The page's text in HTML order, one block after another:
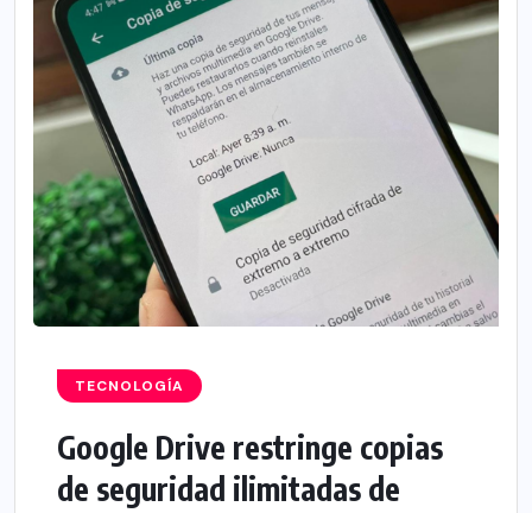
TECNOLOGÍA
Google Drive restringe copias
de seguridad ilimitadas de